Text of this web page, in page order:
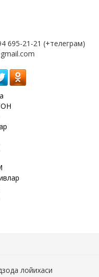
695-21-21 (+телеграм)
лойихаси